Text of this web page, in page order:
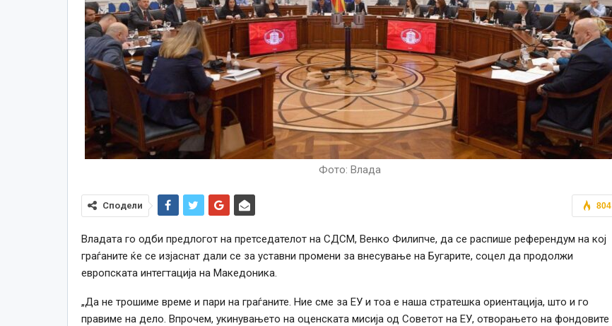
Фото: Влада
804
Сподели
Владата го одби предлогот на претседателот на СДСМ, Венко Филипче, да се распише референдум на кој
граѓаните ќе се изјаснат дали се за уставни промени за внесување на Бугарите, соцел да продолжи
европската интегтација на Македоника.
„Да не трошиме време и пари на граѓаните. Ние сме за ЕУ и тоа е наша стратешка ориентација, што и го
правиме на дело. Впрочем, укинувањето на оценската мисија од Советот на ЕУ, отворањето на фондовите